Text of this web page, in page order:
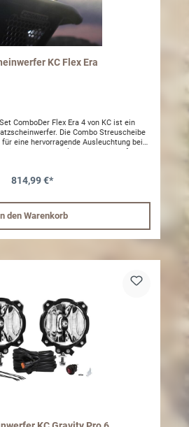
KC Flex Era
Set ComboDer Flex Era 4 von KC ist ein
Die Combo Streuscheibe
eine hervorragende Ausleuchtung bei
KC FLEX ERA® 4 LED mit
Zusatzbeleuchtung nach StVZO §52
814,99 €*
den Warenkorb